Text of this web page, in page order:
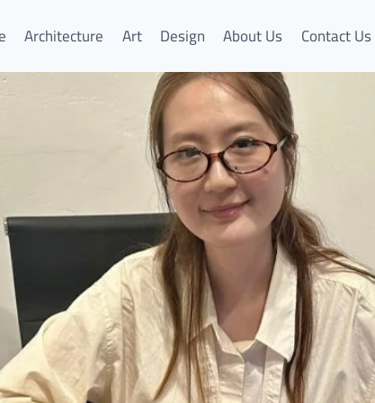
Architecture Art Design About Us Contact Us